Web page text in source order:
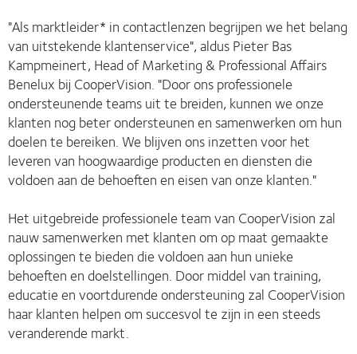
"Als marktleider* in contactlenzen begrijpen we het belang
van uitstekende klantenservice", aldus Pieter Bas
Kampmeinert, Head of Marketing & Professional Affairs
Benelux bij CooperVision. "Door ons professionele
ondersteunende teams uit te breiden, kunnen we onze
klanten nog beter ondersteunen en samenwerken om hun
doelen te bereiken. We blijven ons inzetten voor het
leveren van hoogwaardige producten en diensten die
voldoen aan de behoeften en eisen van onze klanten."
Het uitgebreide professionele team van CooperVision zal
nauw samenwerken met klanten om op maat gemaakte
oplossingen te bieden die voldoen aan hun unieke
behoeften en doelstellingen. Door middel van training,
educatie en voortdurende ondersteuning zal CooperVision
haar klanten helpen om succesvol te zijn in een steeds
veranderende markt.